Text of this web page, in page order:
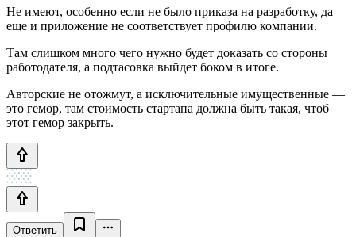
Не имеют, особенно если не было приказа на разработку, да
еще и приложение не соответствует профилю компании.
Там слишком много чего нужно будет доказать со стороны
работодателя, а подтасовка выйдет боком в итоге.
Авторские не отожмут, а исключительные имущественные —
это гемор, там стоимость стартапа должна быть такая, чтоб
этот гемор закрыть.
Ответить